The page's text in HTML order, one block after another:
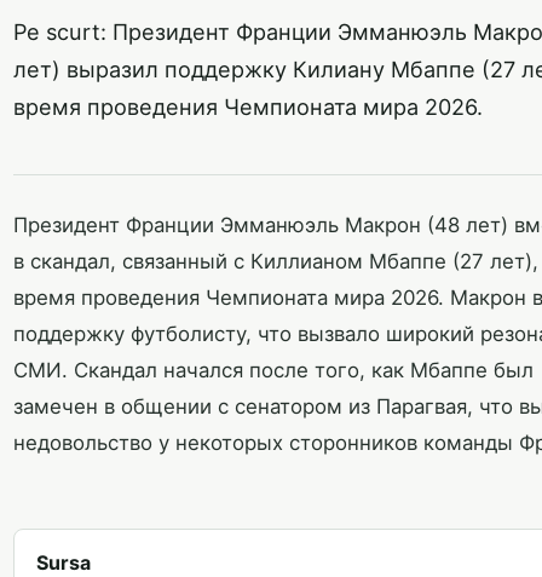
Pe scurt: Президент Франции Эмманюэль
лет) выразил поддержку Килиану Мбаппе (27
время проведения Чемпионата мира 2026.
Президент Франции Эмманюэль Макрон (48 лет)
в скандал, связанный с Киллианом Мбаппе (27 лет),
время проведения Чемпионата мира 2026. Макрон
поддержку футболисту, что вызвало широкий
СМИ. Скандал начался после того, как Мбаппе был
замечен в общении с сенатором из Парагвая, что
недовольство у некоторых сторонников команды
Sursa